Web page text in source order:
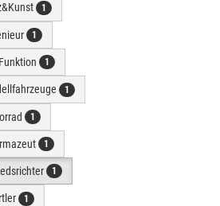
1
1
1
1
1
1
1
1